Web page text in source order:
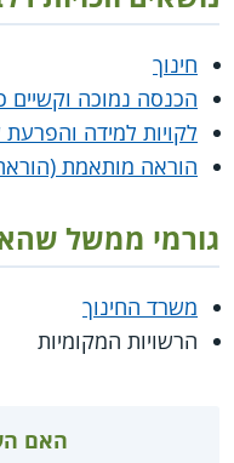
חינוך
הכנסה נמוכה וקשיים
לקויות למידה
הוראה מותאמת
גורמי ממשל
משרד החינוך
הרשויות המקומיות
האם